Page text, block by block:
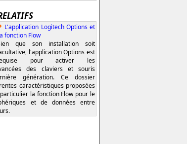
L'application Logitech Options et
fonction Flow
que son installation soit
l'application Options est
pour activer les
des claviers et souris
génération. Ce dossier
caractéristiques proposées
la fonction Flow pour le
et de données entre